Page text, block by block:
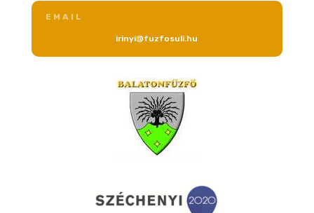
EMAIL
irinyi@fuzfosuli.hu